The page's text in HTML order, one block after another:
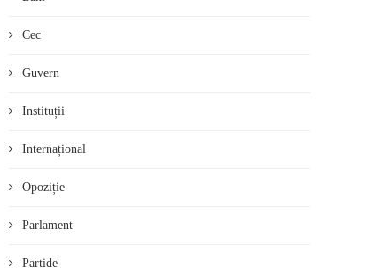
Cec
Guvern
Instituții
Internațional
Opoziție
Parlament
Partide